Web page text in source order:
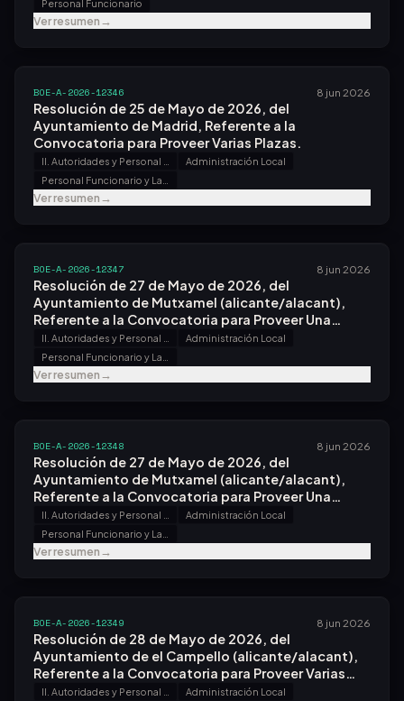
Personal Funcionario
Ver resumen→
BOE-A-2026-12346 8 jun 2026
Resolución de 25 de Mayo de 2026, del
Ayuntamiento de Madrid, Referente a la
Convocatoria para Proveer Varias Plazas.
Administración Local
Ver resumen→
BOE-A-2026-12347 8 jun 2026
Resolución de 27 de Mayo de 2026, del
Ayuntamiento de Mutxamel (alicante/alacant),
Referente a la Convocatoria para Proveer Una
Plaza.
Administración Local
Ver resumen→
BOE-A-2026-12348 8 jun 2026
Resolución de 27 de Mayo de 2026, del
Ayuntamiento de Mutxamel (alicante/alacant),
Referente a la Convocatoria para Proveer Una
Plaza.
Administración Local
Ver resumen→
BOE-A-2026-12349 8 jun 2026
Resolución de 28 de Mayo de 2026, del
Ayuntamiento de el Campello (alicante/alacant),
Referente a la Convocatoria para Proveer Varias
Plazas.
Administración Local